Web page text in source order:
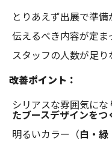
とりあえず出展で準
伝えるべき内容が定
スタッフの人数が足り
改善ポイント：
シリアスな雰囲気にな
たブースデザインをつ
明るいカラー（白・緑